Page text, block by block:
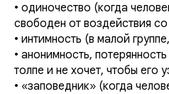
• одиночество (когда
свободен от воздействия
• интимность (в малой
• анонимность,
толпе и не хочет, чтобы его
• «заповедник» (когда